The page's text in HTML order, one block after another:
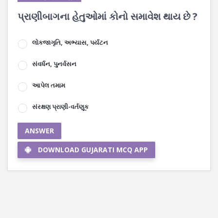
પ્રાણીબાગના હેતુઓમાં કોનો સમાવેશ થાય છે ?
લોકજાગૃતિ, અભ્યાસ, પર્યટન
સંવર્ધન, પુનર્વસન
આપેલ તમામ
સંરક્ષણ પ્રાણી-વર્તણૂક
ANSWER
DOWNLOAD GUJARATI MCQ APP